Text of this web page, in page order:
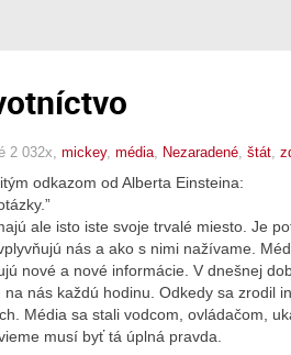
2 032x, mickey, média Nezaradené štát
odkazom od Alberta Einsteina:
ale isto iste svoje trvalé miesto. Je
nás a ako s nimi nažívame.
nové a nové informácie. V dnešnej
nás každú hodinu. Odkedy sa zrodil
Média sa stali vodcom, ovládačom,
musí byť tá úplná pravda.